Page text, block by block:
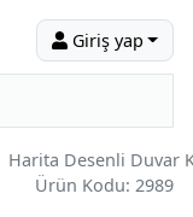
Giriş yap
Harita Desenli Duvar
Ürün Kodu: 2989